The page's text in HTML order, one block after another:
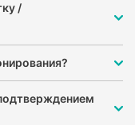
/